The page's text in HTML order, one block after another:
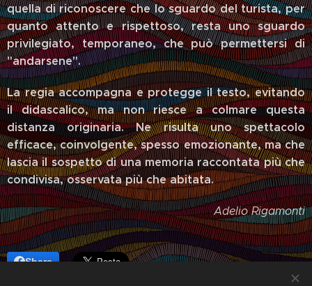
quella di riconoscere che lo sguardo del turista, per
quanto attento e rispettoso, resta uno sguardo
privilegiato, temporaneo, che può permettersi di
"andarsene".
La regia accompagna e protegge il testo, evitando
il didascalico, ma non riesce a colmare questa
distanza originaria. Ne risulta uno spettacolo
efficace, coinvolgente, spesso emozionante, ma che
lascia il sospetto di una memoria raccontata più che
condivisa, osservata più che abitata.
Adelio Rigamonti
Share